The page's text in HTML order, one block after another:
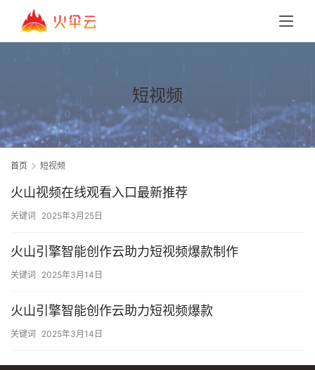
短视频
首页 短视频
火山视频在线观看入口最新推荐
关键词 2025年3月25日
火山引擎智能创作云助力短视频爆款制作
关键词 2025年3月14日
火山引擎智能创作云助力短视频爆款
关键词 2025年3月14日